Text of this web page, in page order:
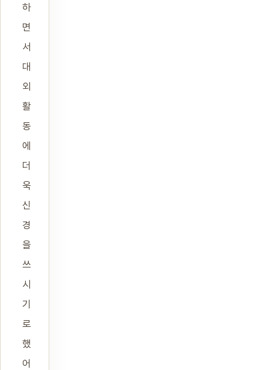
하
면
서
대
외
활
동
에
더
욱
신
경
을
쓰
시
기
로
했
어